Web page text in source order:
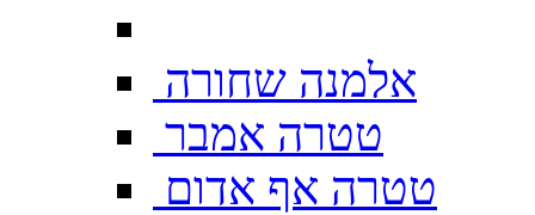
אלמנה שחורה
טטרה אמבר
טטרה אף אדום